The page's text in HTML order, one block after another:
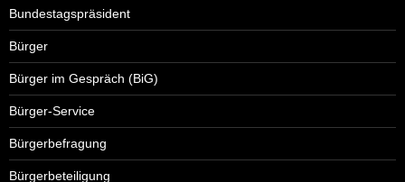
Bundestagspräsident
Bürger
Bürger im Gespräch (BiG)
Bürger-Service
Bürgerbefragung
Bürgerbeteiligung